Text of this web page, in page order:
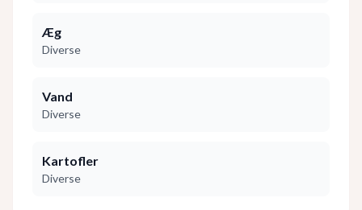
Æg
Diverse
Vand
Diverse
Kartofler
Diverse